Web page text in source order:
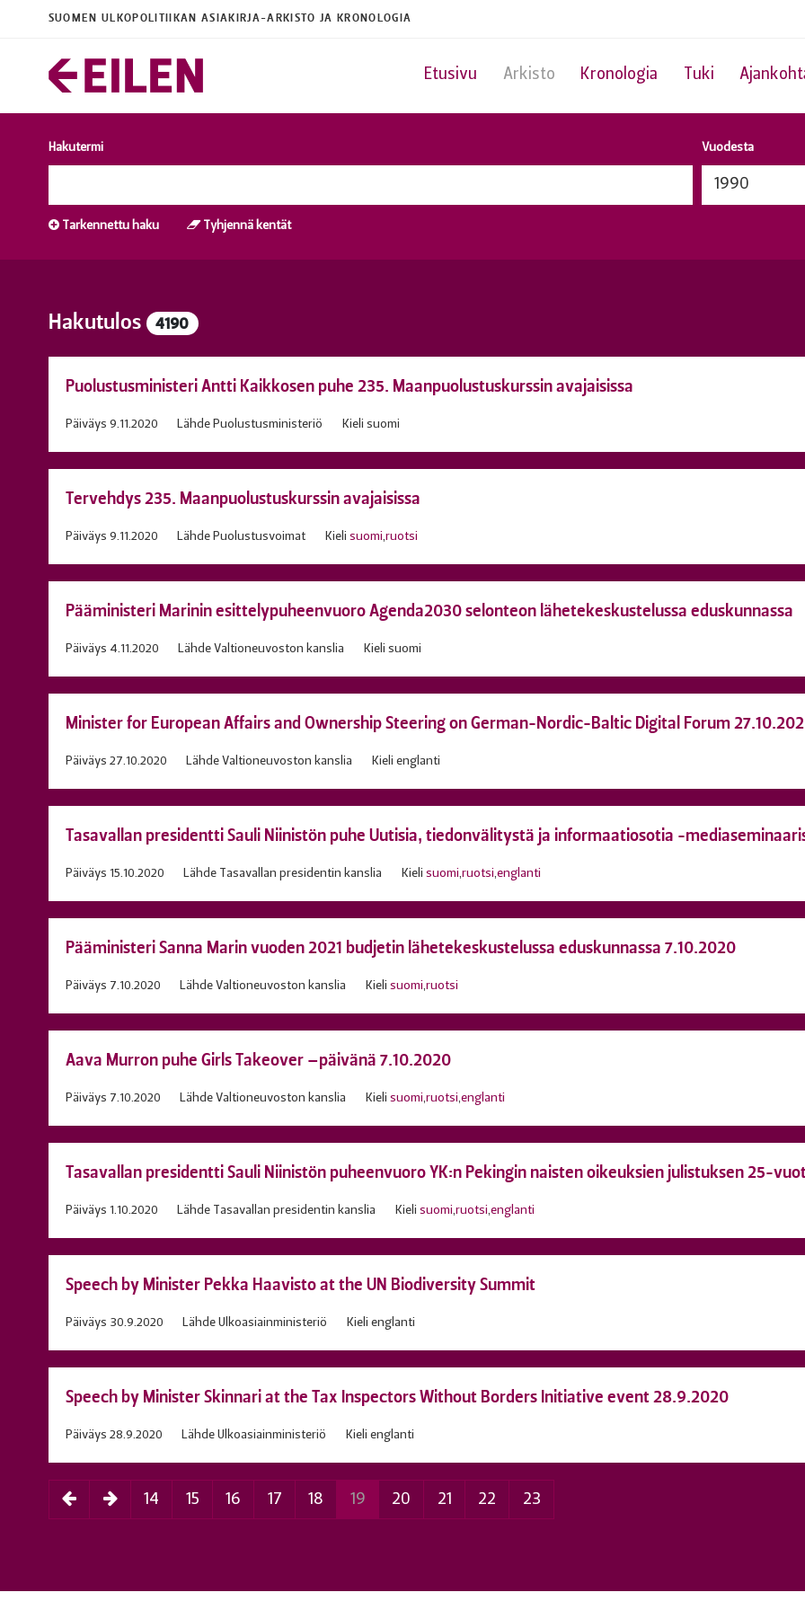
SUOMEN ULKOPOLITIIKAN ASIAKIRJA-ARKISTO JA KRONOLOGIA
Etusivu Arkisto Kronologia Tuki
Hakutermi Vuodesta
Tarkennettu haku Tyhjennä kentät
Hakutulos 4190
Puolustusministeri Antti Kaikkosen puhe 235. Maanpuolustuskurssin avajaisissa
Päiväys 9.11.2020 Lähde Puolustusministeriö Kieli suomi
Tervehdys 235. Maanpuolustuskurssin avajaisissa
Päiväys 9.11.2020 Lähde Puolustusvoimat Kieli suomi,ruotsi
Pääministeri Marinin esittelypuheenvuoro Agenda2030 selonteon lähetekeskustelussa eduskunnassa
Päiväys 4.11.2020 Lähde Valtioneuvoston kanslia Kieli suomi
Minister for European Affairs and Ownership Steering on German-Nordic-Baltic Digital Forum
Päiväys 27.10.2020 Lähde Valtioneuvoston kanslia Kieli englanti
Tasavallan presidentti Sauli Niinistön puhe Uutisia, tiedonvälitystä ja informaatiosotia -
Päiväys 15.10.2020 Lähde Tasavallan presidentin kanslia Kieli suomi,ruotsi,englanti
Pääministeri Sanna Marin vuoden 2021 budjetin lähetekeskustelussa eduskunnassa 7.10.2020
Päiväys 7.10.2020 Lähde Valtioneuvoston kanslia Kieli suomi,ruotsi
Aava Murron puhe Girls Takeover –päivänä 7.10.2020
Päiväys 7.10.2020 Lähde Valtioneuvoston kanslia Kieli suomi,ruotsi,englanti
Tasavallan presidentti Sauli Niinistön puheenvuoro YK:n Pekingin naisten oikeuksien julistuksen 25-
Päiväys 1.10.2020 Lähde Tasavallan presidentin kanslia Kieli suomi,ruotsi,englanti
Speech by Minister Pekka Haavisto at the UN Biodiversity Summit
Päiväys 30.9.2020 Lähde Ulkoasiainministeriö Kieli englanti
Speech by Minister Skinnari at the Tax Inspectors Without Borders Initiative event 28.9.2020
Päiväys 28.9.2020 Lähde Ulkoasiainministeriö Kieli englanti
14 15 16 17 18 19 20 21 22 23